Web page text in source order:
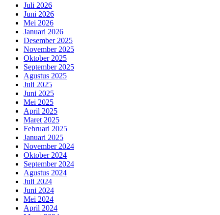
Juli 2026
Juni 2026
Mei 2026
Januari 2026
Desember 2025
November 2025
Oktober 2025
September 2025
Agustus 2025
Juli 2025
Juni 2025
Mei 2025
April 2025
Maret 2025
Februari 2025
Januari 2025
November 2024
Oktober 2024
September 2024
Agustus 2024
Juli 2024
Juni 2024
Mei 2024
April 2024